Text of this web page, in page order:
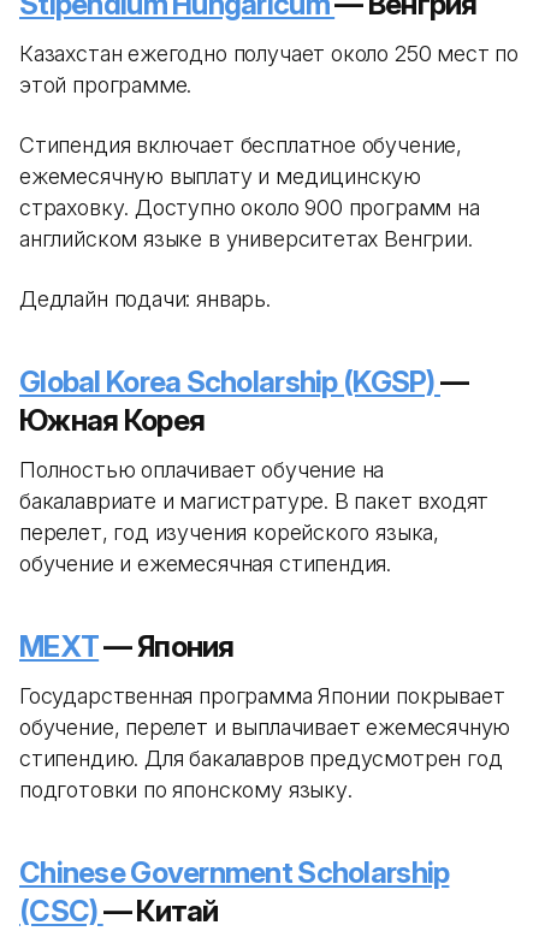
Казахстан ежегодно получает около 250 мест по
этой программе.
Стипендия включает бесплатное обучение,
ежемесячную выплату и медицинскую
страховку. Доступно около 900 программ на
английском языке в университетах Венгрии.
Дедлайн подачи: январь.
Global Korea Scholarship (KGSP)—
Южная Корея
Полностью оплачивает обучение на
бакалавриате и магистратуре. В пакет входят
перелет, год изучения корейского языка,
обучение и ежемесячная стипендия.
MEXT— Япония
Государственная программа Японии покрывает
обучение, перелет и выплачивает ежемесячную
стипендию. Для бакалавров предусмотрен год
подготовки по японскому языку.
Chinese Government Scholarship
(CSC)— Китай